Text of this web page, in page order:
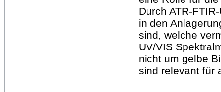
Durch ATR-
in den
sind, welche
UV/VIS
nicht um gelbe
sind relevant für